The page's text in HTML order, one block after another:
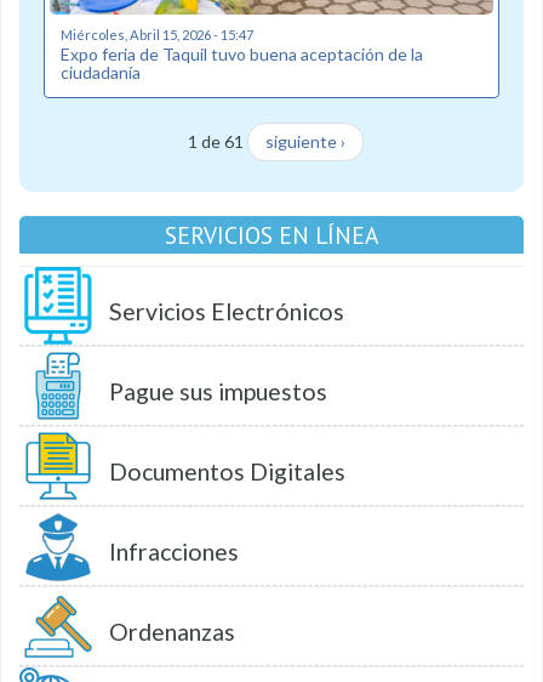
Miércoles, Abril 15, 2026 - 15:47
Expo feria de Taquil tuvo buena aceptación de la
ciudadanía
1 de 61 siguiente ›
SERVICIOS EN LÍNEA
Servicios Electrónicos
Pague sus impuestos
Documentos Digitales
Infracciones
Ordenanzas